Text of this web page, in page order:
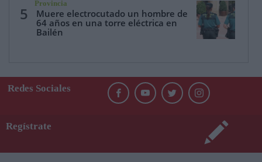
5
Provincia
Muere electrocutado un hombre de
64 años en una torre eléctrica en
Bailén
Redes Sociales
Regístrate